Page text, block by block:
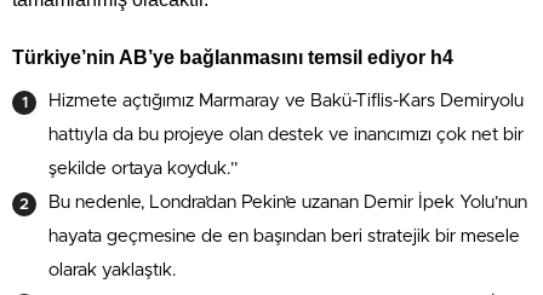
Türkiye’nin AB’ye bağlanmasını temsil ediyor h4
Hizmete açtığımız Marmaray ve Bakü-Tiflis-Kars Demiryolu
hattıyla da bu projeye olan destek ve inancımızı çok net bir
şekilde ortaya koyduk.”
Bu nedenle, Londra’dan Pekin’e uzanan Demir İpek Yolu’nun
hayata geçmesine de en başından beri stratejik bir mesele
olarak yaklaştık.